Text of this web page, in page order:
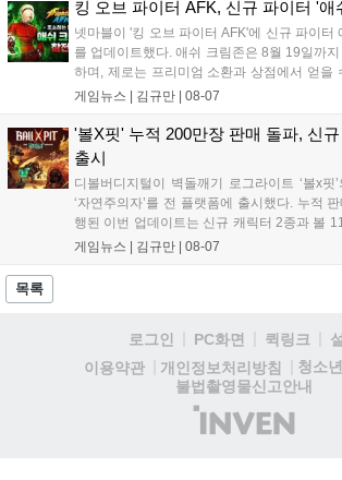
중심의 운영 방식을 사전 대비 체계로 전환하
킹 오브 파이터 AFK, 신규 파이터 '애
넷마블이 '킹 오브 파이터 AFK'에 신규 파이터
를 업데이트했다. 애쉬 크림존은 8월 19일까
하며, 제로는 프리미엄 소환과 상점에서 얻을
터 14일까지 럭키 엘피 이벤트로 론을, 13일부
로 전략적 전투의 재미가 더욱 강화될 것으로
게임뉴스 | 김규만 | 08-07
'볼X핏' 누적 200만장 판매 돌파, 신
출시
디볼버디지털이 벽돌깨기 로그라이트 ‘볼x핏
‘자연주의자’를 전 플랫폼에 출시했다. 누적
행된 이번 업데이트는 신규 캐릭터 2종과 볼
전략적 재미를 높였다. 게임은 PC와 콘솔, 모
라고 밝혀 향후 행보에 기대감을 모으고 있다
게임뉴스 | 김규만 | 08-07
목록
로그인 PC화면 퀵링크
이용약관
개인정보처리방침
청소
불법촬영물신고안내
(주)
인